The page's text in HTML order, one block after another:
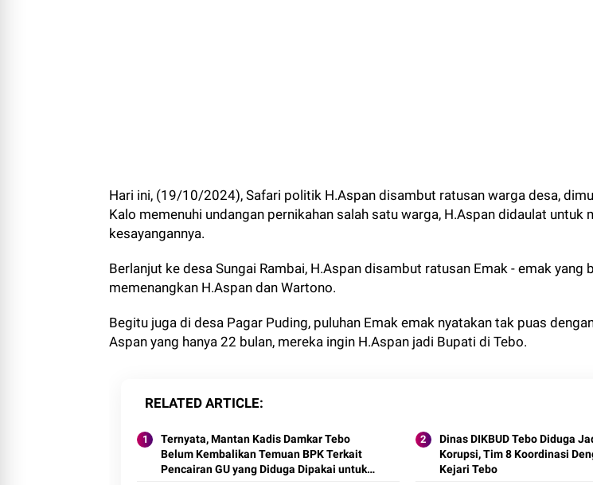
Hari ini, (19/10/2024), Safari politik H.Aspan disambut ratusan warga desa,
Kalo memenuhi undangan pernikahan salah satu warga, H.Aspan didaulat untuk
kesayangannya.
Berlanjut ke desa Sungai Rambai, H.Aspan disambut ratusan Emak - emak yang
memenangkan H.Aspan dan Wartono.
Begitu juga di desa Pagar Puding, puluhan Emak emak nyatakan tak puas
Aspan yang hanya 22 bulan, mereka ingin H.Aspan jadi Bupati di Tebo.
RELATED ARTICLE
Ternyata, Mantan Kadis Damkar Tebo
Belum Kembalikan Temuan BPK Terkait
Pencairan GU yang Diduga Dipakai untuk
Dinas DIKBUD Tebo Diduga
Korupsi, Tim 8 Koordinasi
Kejari Tebo